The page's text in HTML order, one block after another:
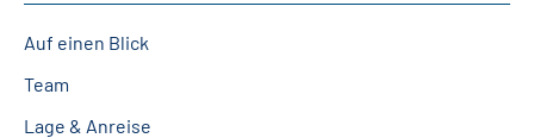
Service
Auf einen Blick
Team
Lage & Anreise